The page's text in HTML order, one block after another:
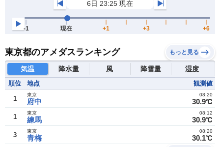
東京都のアメダスランキング もっと見る
気温 降水量 風 降雪量 湿度
順位 地点 観測値
1 府中
東京
30.9℃
08:20
1 練馬
東京
30.9℃
08:12
3 青梅
東京
30.1℃
08:20